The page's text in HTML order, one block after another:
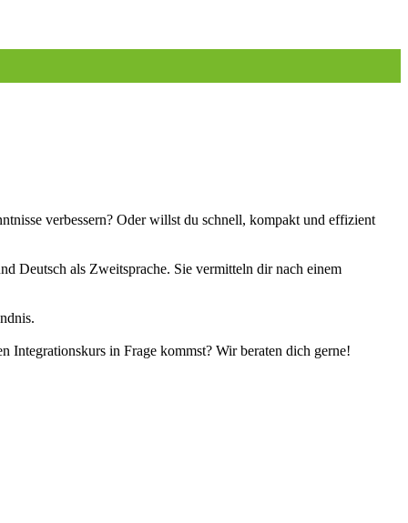
verbessern? Oder willst du schnell, kompakt und effizient
Deutsch als Zweitsprache. Sie vermitteln dir nach einem
in Frage kommst? Wir beraten dich gerne!